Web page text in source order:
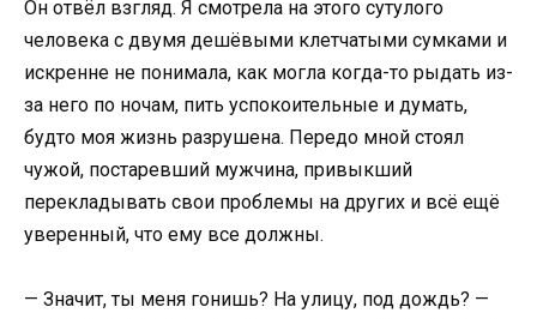
Он отвёл взгляд. Я смотрела на этого сутулого
человека с двумя дешёвыми клетчатыми сумками и
искренне не понимала, как могла когда-то рыдать из-
за него по ночам, пить успокоительные и думать,
будто моя жизнь разрушена. Передо мной стоял
чужой, постаревший мужчина, привыкший
перекладывать свои проблемы на других и всё ещё
уверенный, что ему все должны.
— Значит, ты меня гонишь? На улицу, под дождь? —